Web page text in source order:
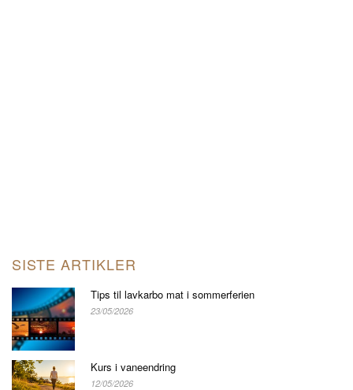
SISTE ARTIKLER
Tips til lavkarbo mat i sommerferien
23/05/2026
Kurs i vaneendring
12/05/2026